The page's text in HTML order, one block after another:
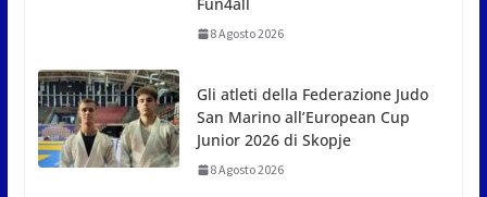
8 Agosto 2026
maestri: si è spento a 91 anni il
grande scultore Marcello
Sgattoni
8 Agosto 2026